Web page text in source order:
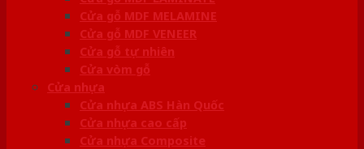
Cửa gỗ MDF MELAMINE
Cửa gỗ MDF VENEER
Cửa gỗ tự nhiên
Cửa vòm gỗ
Cửa nhựa
Cửa nhựa ABS Hàn Quốc
Cửa nhựa cao cấp
Cửa nhựa Composite